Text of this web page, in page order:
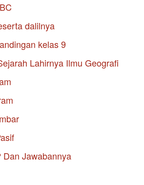
dalilnya
kelas 9
Lahirnya Ilmu Geografi
Jawabannya